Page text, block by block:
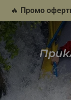
🔥 Промо